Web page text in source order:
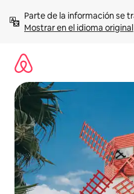
contenidoMostrar en el idioma original